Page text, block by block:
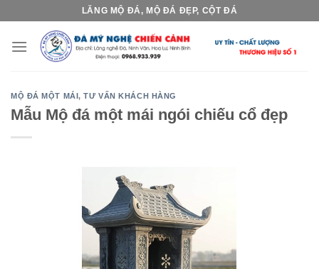
content
LĂNG MỘ ĐÁ, MỘ ĐÁ ĐẸP, CỘT ĐÁ
MỘ ĐÁ MỘT MÁI,TƯ VẤN KHÁCH HÀNG
Mẫu Mộ đá một mái ngói chiếu cổ đẹp